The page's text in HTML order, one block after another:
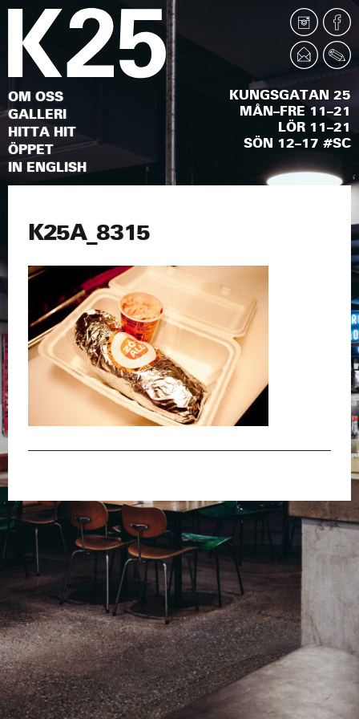
KUNGSGATAN 25
MÅN–FRE 11–21
LÖR 11–21
SÖN 12–17 #SC
OM OSS
GALLERI
HITTA HIT
ÖPPET
IN ENGLISH
K25A_8315